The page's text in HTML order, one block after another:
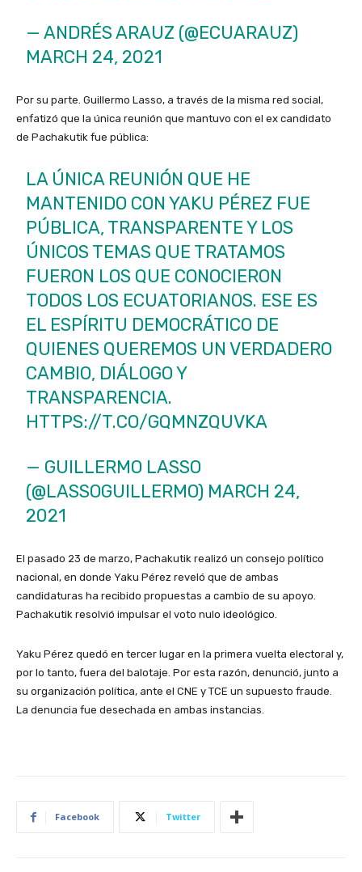
— ANDRÉS ARAUZ (@ECUARAUZ)
MARCH 24, 2021
Por su parte. Guillermo Lasso, a través de la misma red social,
enfatizó que la única reunión que mantuvo con el ex candidato
de Pachakutik fue pública:
LA ÚNICA REUNIÓN QUE HE
MANTENIDO CON YAKU PÉREZ FUE
PÚBLICA, TRANSPARENTE Y LOS
ÚNICOS TEMAS QUE TRATAMOS
FUERON LOS QUE CONOCIERON
TODOS LOS ECUATORIANOS. ESE ES
EL ESPÍRITU DEMOCRÁTICO DE
QUIENES QUEREMOS UN VERDADERO
CAMBIO, DIÁLOGO Y
TRANSPARENCIA.
HTTPS://T.CO/GQMNZQUVKA
— GUILLERMO LASSO
(@LASSOGUILLERMO) MARCH 24,
2021
El pasado 23 de marzo, Pachakutik realizó un consejo político
nacional, en donde Yaku Pérez reveló que de ambas
candidaturas ha recibido propuestas a cambio de su apoyo.
Pachakutik resolvió impulsar el voto nulo ideológico.
Yaku Pérez quedó en tercer lugar en la primera vuelta electoral y,
por lo tanto, fuera del balotaje. Por esta razón, denunció, junto a
su organización política, ante el CNE y TCE un supuesto fraude.
La denuncia fue desechada en ambas instancias.
Facebook Twitter